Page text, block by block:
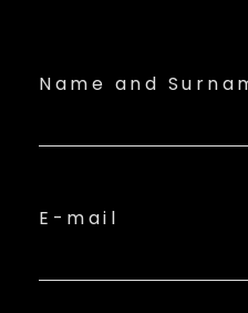
Name and
E-mail